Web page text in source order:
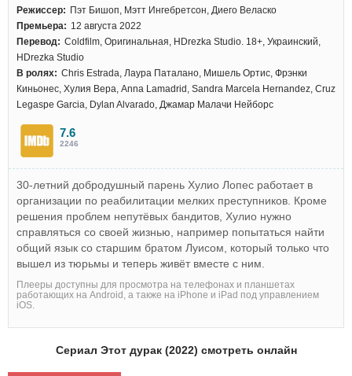
Режиссер: Пэт Бишоп, Мэтт Ингебретсон, Диего Веласко
Премьера: 12 августа 2022
Перевод: Coldfilm, Оригинальная, HDrezka Studio. 18+, Украинский,
HDrezka Studio
В ролях: Chris Estrada, Лаура Паталано, Мишель Ортис, Фрэнки
Киньонес, Хулия Вера, Anna Lamadrid, Sandra Marcela Hernandez, Cruz
Legaspe Garcia, Dylan Alvarado, Джамар Малачи Нейборс
7.6
2246
30-летний добродушный парень Хулио Лопес работает в
организации по реабилитации мелких преступников. Кроме
решения проблем непутёвых бандитов, Хулио нужно
справляться со своей жизнью, например попытаться найти
общий язык со старшим братом Луисом, который только что
вышел из тюрьмы и теперь живёт вместе с ним.
Плееры доступны для просмотра на телефонах и планшетах
работающих на Android, а также на iPhone и iPad под управлением
iOS.
Сериал Этот дурак (2022) смотреть онлайн